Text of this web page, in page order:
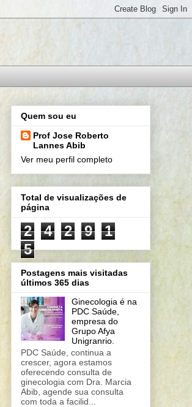
Quem sou eu
Prof Jose Roberto
Lannes Abib
Ver meu perfil completo
Total de visualizações de
página
2 4 2 9
1
5
Postagens mais visitadas
últimos 365 dias
Ginecologia é na
PDC Saúde,
empresa do
Grupo Afya
Unigranrio.
PDC Saúde, continua a
crescer, agora estamos
oferecendo consulta de
ginecologia com Dra. Marcia
Abib, agende sua consulta
com toda a facilid...